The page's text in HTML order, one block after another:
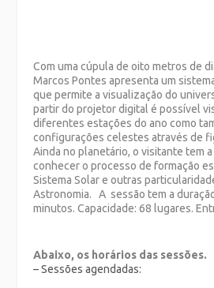
Com uma cúpula de oito metros de
Marcos Pontes apresenta um
que permite a visualização do
partir do projetor digital é possível
diferentes estações do ano como
configurações celestes através de
Ainda no planetário, o visitante tem
conhecer o processo de formação
Sistema Solar e outras
Astronomia. A sessão tem a
minutos. Capacidade: 68 lugares.
Abaixo, os horários das sessões.
– Sessões agendadas: